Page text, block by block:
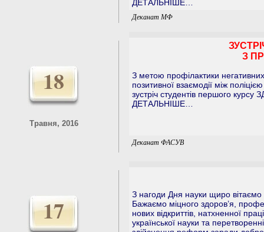
ДЕТАЛЬНІШЕ…
Деканат МФ
18
Травня, 2016
З
З метою профілактики
позитивної взаємодії між
зустріч студентів першого курсу
ДЕТАЛЬНІШЕ…
Деканат ФАСУВ
17
З нагоди Дня науки щиро вітаємо
Бажаємо міцного здоров’я,
нових відкриттів, натхненної
української науки та